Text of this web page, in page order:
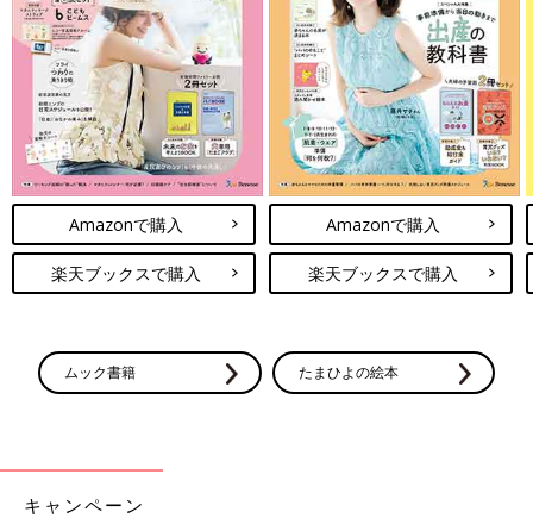
◇入院後
・動けるレベルの陣痛の時に動く(スクワット、両手両膝をつい
た姿勢で腰振り、舟漕ぎ体操)
・重力で降りてくるよう、陣痛中はできるだけ胡座の姿勢。背筋
もなるべく伸ばせるよう、目線は気持ち上に向けつつ、目も瞑ら
ないようにした。
・着圧ソックスの上に更にUNIQLO のヒートテック靴下を履いて
足元を温める
・トイレに行けるよう水分をしっかり取る
・意識的に陣痛の合間は肩の力を抜く。陣痛中も、呼吸法でいき
み逃しができるうちは力を抜くことを意識。
れからご出産の方が無事にお腹の我が子と対面できることを祈っ
てます。
また、同じ出産予定月の人と情報交換ができる「同期ルーム」も
ありますので、ぜひ活用してみてくださいね。
Amazonで購入
楽天ブックスで購入
Amazonで購入
楽天ブックスで購入
ムック書籍 たまひよの絵本
キャンペーン